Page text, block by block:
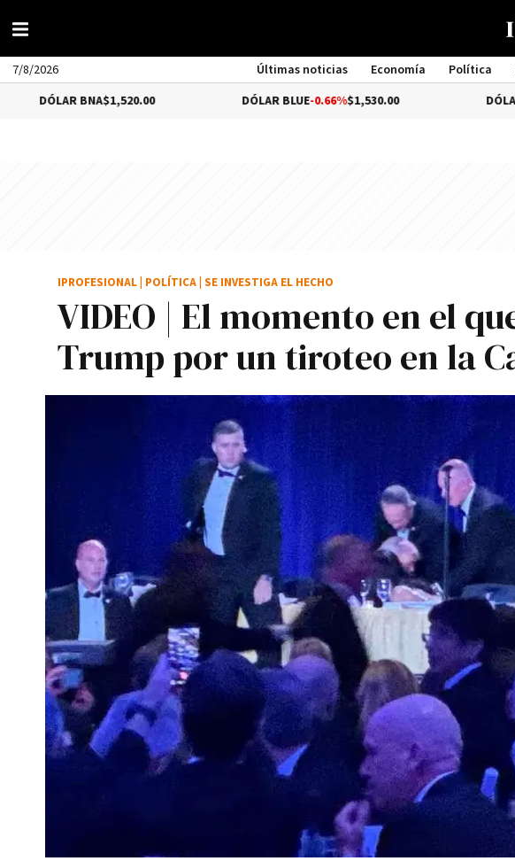
7/8/2026 Últimas noticias Economía Política
$1,520.00 DÓLAR BLUE-0.66%$1,530.00 DÓLAR TURISTA
VIDEO | El momento en el
Trump por un tiroteo en la
IPROFESIONAL POLÍTICA SE INVESTIGA EL HECHO